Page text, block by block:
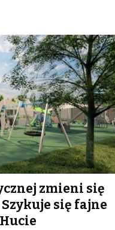
zmieni się
się fajne